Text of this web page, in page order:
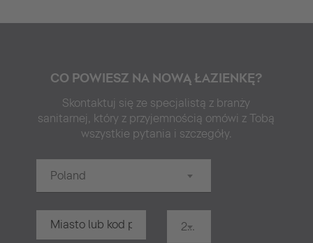
CO POWIESZ NA NOWĄ ŁAZIENKĘ?
Skontaktuj się ze specjalistą z branży
sanitarnej, który z przyjemnością omówi z Tobą
wszystkie pytania i szczegóły.
Poland
20 km